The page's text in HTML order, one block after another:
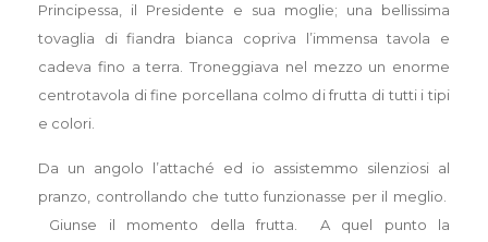
Principessa, il Presidente e sua moglie; una bellissima
tovaglia di fiandra bianca copriva l’immensa tavola e
cadeva fino a terra. Troneggiava nel mezzo un enorme
centrotavola di fine porcellana colmo di frutta di tutti i tipi
e colori.
Da un angolo l’attaché ed io assistemmo silenziosi al
pranzo, controllando che tutto funzionasse per il meglio.
Giunse il momento della frutta. A quel punto la